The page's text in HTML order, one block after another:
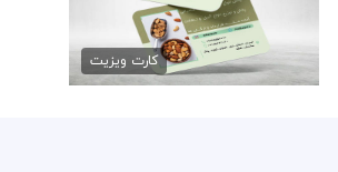
کارت ویزیت آجیل و خشکبار...
79,000 تومان
کارت ویزیت